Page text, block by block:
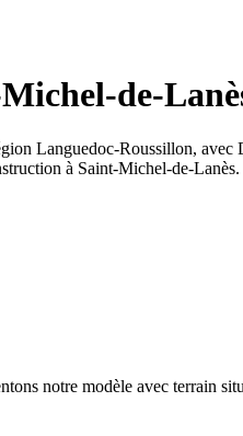
de-
Languedoc-Roussillon,
à Saint-Michel-de-
notre modèle avec terrain